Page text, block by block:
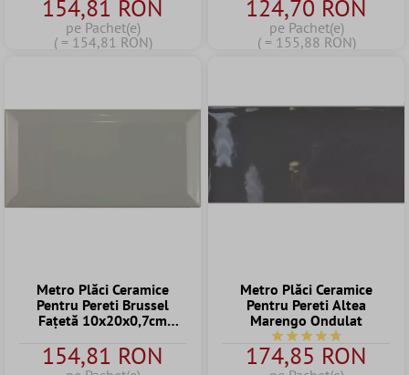
154,81 RON
pe Pachet(e)
( = 154,81 RON)
124,70 RON
pe Pachet(e)
( = 155,88 RON)
Metro Plăci Ceramice
Pentru Pereti Brussel
Fațetă 10x20x0,7cm
154,81 RON
Metro Plăci Ceramice
Pentru Pereti Altea
Marengo Ondulat
Durchschnittliche
174,85 RON